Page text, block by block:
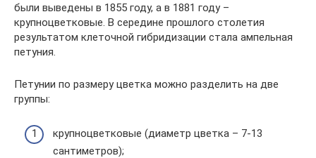
были выведены в 1855 году, а в 1881 году –
крупноцветковые. В середине прошлого столетия
результатом клеточной гибридизации стала ампельная
петуния.
Петунии по размеру цветка можно разделить на две
группы:
крупноцветковые (диаметр цветка – 7-13
сантиметров);